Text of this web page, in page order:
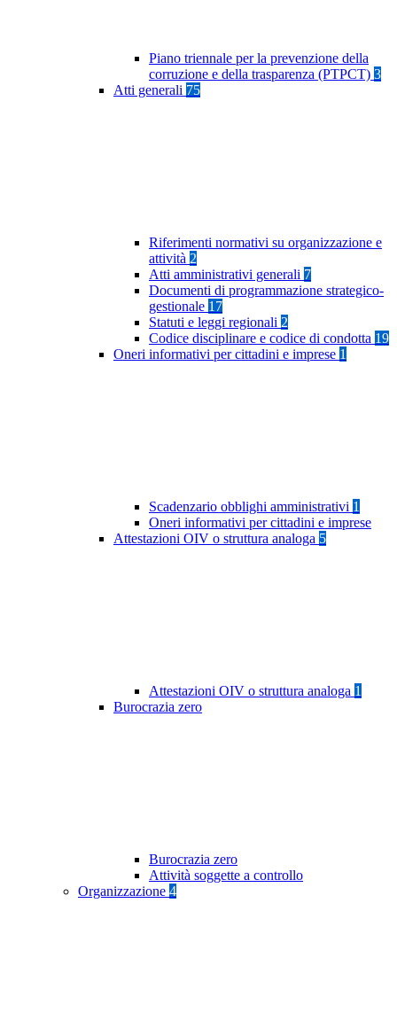
Piano triennale per la prevenzione della
corruzione e della trasparenza (PTPCT) 3
Atti generali 75
Riferimenti normativi su organizzazione e
attività 2
Atti amministrativi generali 7
Documenti di programmazione strategico-
gestionale 17
Statuti e leggi regionali 2
Codice disciplinare e codice di condotta 19
Oneri informativi per cittadini e imprese 1
Scadenzario obblighi amministrativi 1
Oneri informativi per cittadini e imprese
Attestazioni OIV o struttura analoga 5
Attestazioni OIV o struttura analoga 1
Burocrazia zero
Burocrazia zero
Attività soggette a controllo
Organizzazione 4